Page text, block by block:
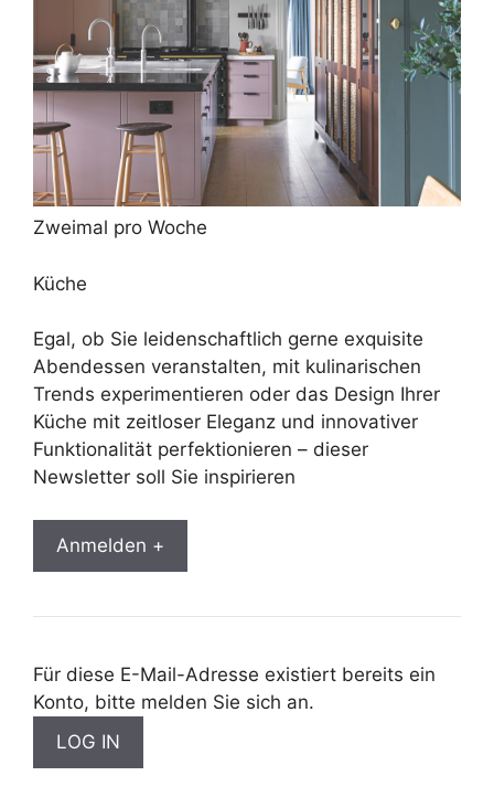
Zweimal pro Woche
Küche
Egal, ob Sie leidenschaftlich gerne exquisite
Abendessen veranstalten, mit kulinarischen
Trends experimentieren oder das Design Ihrer
Küche mit zeitloser Eleganz und innovativer
Funktionalität perfektionieren – dieser
Newsletter soll Sie inspirieren
Anmelden +
Für diese E-Mail-Adresse existiert bereits ein
Konto, bitte melden Sie sich an.